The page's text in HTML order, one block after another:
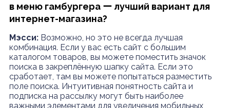
в меню гамбургера ー лучший вариант для
интернет-магазина?
Мэсси:Возможно, но это не всегда лучшая
комбинация. Если у вас есть сайт с большим
каталогом товаров, вы можете поместить значок
поиска в закреплённую шапку сайта. Если это
сработает, там вы можете попытаться разместить
поле поиска. Интуитивная понятность сайта и
подписка на рассылку могут быть наиболее
важными элементами для увеличения мобильных